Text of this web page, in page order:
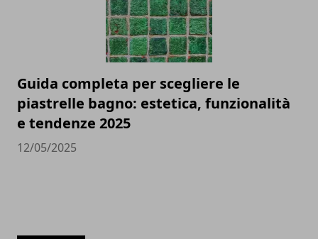
Guida completa per scegliere le
piastrelle bagno: estetica, funzionalità
e tendenze 2025
12/05/2025